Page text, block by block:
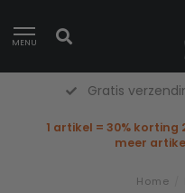
MENU
Gratis
1 artikel = 30%
meer
Home